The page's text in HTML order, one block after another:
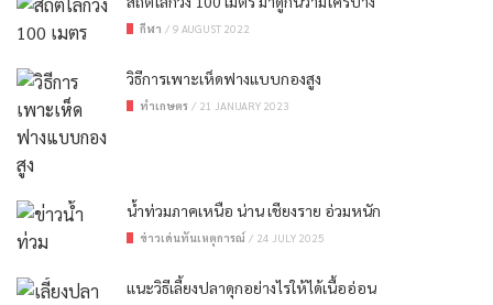
กีฬา / 9 AUGUST 2022
วิธีการเพาะเห็ดฟางแบบกองสูง
ทำเกษตร / 21 JANUARY 2023
น้ำท่วมภาคเหนือ น่าน เชียงราย อ่วมหนัก
ข่าวเด่นทันเหตุการณ์ / 24 JULY 2025
แนะวิธีเลี้ยงปลาดุกอย่างไรให้ได้เนื้ออ่อน